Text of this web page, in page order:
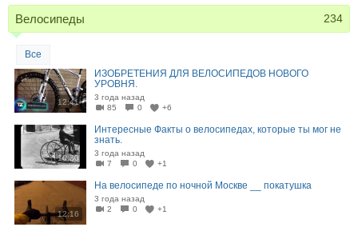
Велосипеды 234
Все
12:41
ИЗОБРЕТЕНИЯ ДЛЯ ВЕЛОСИПЕДОВ НОВОГО
УРОВНЯ.
3 года назад
85
0 +6
10:30
Интересные Факты о велосипедах, которые ты мог не
знать.
3 года назад
7
0 +1
12:16
На велосипеде по ночной Москве __ покатушка
3 года назад
2
0 +1